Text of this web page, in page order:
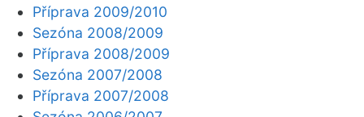
Příprava 2009/2010
Sezóna 2008/2009
Příprava 2008/2009
Sezóna 2007/2008
Příprava 2007/2008